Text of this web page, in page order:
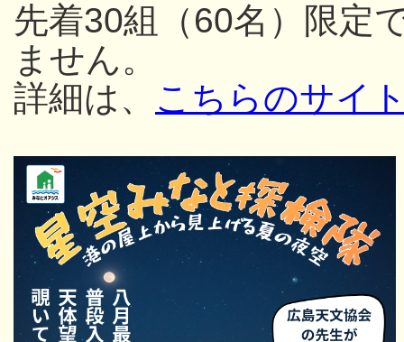
先着30組（60名）限定
ません。
詳細は、 こちらのサイ